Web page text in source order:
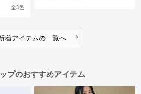
全3色
着アイテムの一覧へ ›
プのおすすめアイテム